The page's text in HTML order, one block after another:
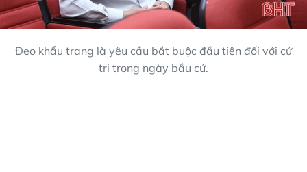
Đeo khẩu trang là yêu cầu bắt buộc đầu tiên đối với cử
tri trong ngày bầu cử.